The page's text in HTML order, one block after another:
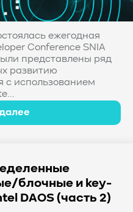
ежегодная
Conference SNIA
представлены ряд
развитию
с использованием
блочные и key-
DAOS (часть 2)